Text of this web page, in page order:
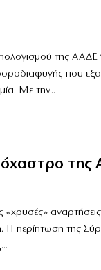
της ΑΑΔΕ
που
Με την...
της
«χρυσές»
περίπτωση της